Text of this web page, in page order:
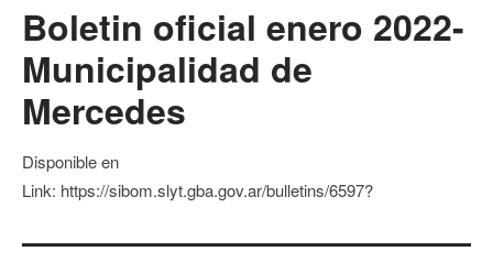
Boletin oficial enero 2022-
Municipalidad de
Mercedes
Disponible en
Link: https://sibom.slyt.gba.gov.ar/bulletins/6597?